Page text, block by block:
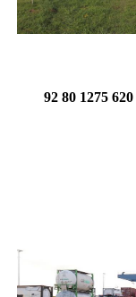
92 80 1275 620